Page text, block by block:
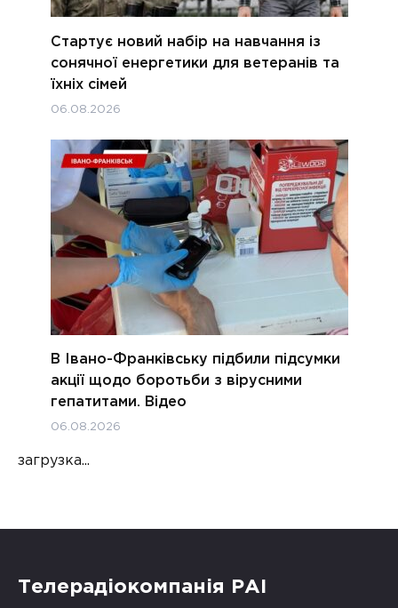
Стартує новий набір на навчання із
сонячної енергетики для ветеранів та
їхніх сімей
06.08.2026
В Івано-Франківську підбили підсумки
акції щодо боротьби з вірусними
гепатитами. Відео
06.08.2026
загрузка...
Телерадіокомпанія РАІ